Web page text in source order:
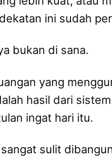
ini sudah
bukan di sana.
yang
hasil dari
ingat hari itu.
sulit